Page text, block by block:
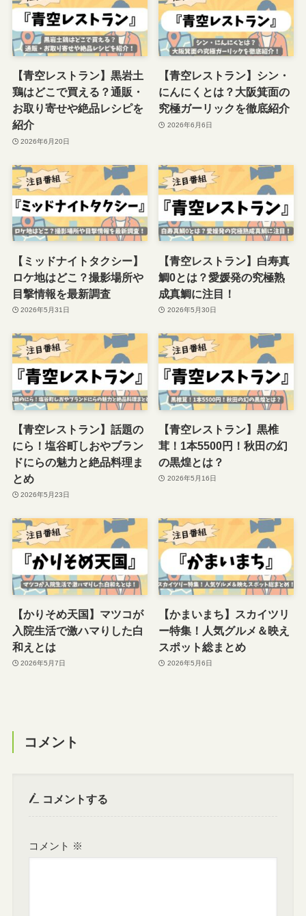
【青空レストラン】黒岩土
鶏はどこで買える？通販・
お取り寄せや絶品レシピを
紹介
2026年6月20日
【青空レストラン】シン・
にんにくとは？大阪箕面の
究極ガーリックを徹底紹介
2026年6月6日
【ミッドナイトタクシー】
ロケ地はどこ？撮影場所や
目撃情報を最新調査
2026年5月31日
【青空レストラン】白寿真
鯛0とは？愛媛発の究極熟
成真鯛に注目！
2026年5月30日
【青空レストラン】話題の
にら！塩谷町しおやブラン
ドにらの魅力と絶品料理ま
とめ
2026年5月23日
【青空レストラン】黒椎
茸！1本5500円！秋田の幻
の黒煌とは？
2026年5月16日
【かりそめ天国】マツコが
入院生活で激ハマりした白
和えとは
2026年5月7日
【かまいまち】スカイツリ
ー特集！人気グルメ＆映え
スポット総まとめ
2026年5月6日
コメント
コメントする
コメント ※